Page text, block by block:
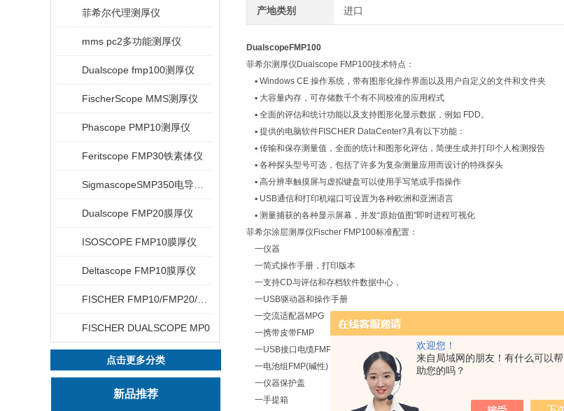
欢迎您！
来自局域网的朋友！有什么可以帮
助您的吗？
菲希尔代理测厚仪
mms pc2多功能测厚仪
Dualscope fmp100测厚仪
FischerScope MMS测厚仪
Phascope PMP10测厚仪
Feritscope FMP30铁素体仪
Dualscope FMP20膜厚仪
ISOSCOPE FMP10膜厚仪
Deltascope FMP10膜厚仪
FISCHER DUALSCOPE MP0
点击更多分类
新品推荐
产地类别 进口
DualscopeFMP100
菲希尔测厚仪Dualscope FMP100技术特点：
▪ Windows CE 操作系统，带有图形化操作界面以及用户自定义的文件和文件夹
▪ 大容量内存，可存储数千个有不同校准的应用程式
▪ 全面的评估和统计功能以及支持图形化显示数据，例如 FDD。
▪ 提供的电脑软件FISCHER DataCenter?具有以下功能：
▪ 传输和保存测量值，全面的统计和图形化评估，简便生成并打印个人检测报告
▪ 各种探头型号可选，包括了许多为复杂测量应用而设计的特殊探头
▪ 高分辨率触摸屏与虚拟键盘可以使用手写笔或手指操作
▪ USB通信和打印机端口可设置为各种欧洲和亚洲语言
▪ 测量捕获的各种显示屏幕，并发“原始值图"即时进程可视化
菲希尔涂层测厚仪Fischer FMP100标准配置：
一仪器
一简式操作手册，打印版本
一支持CD与评估和存档软件数据中心，
一USB驱动器和操作手册
一交流适配器MPG
一携带皮带FMP
一USB接口电缆FMP/PC
一电池组FMP(碱性)
一仪器保护盖
一手提箱